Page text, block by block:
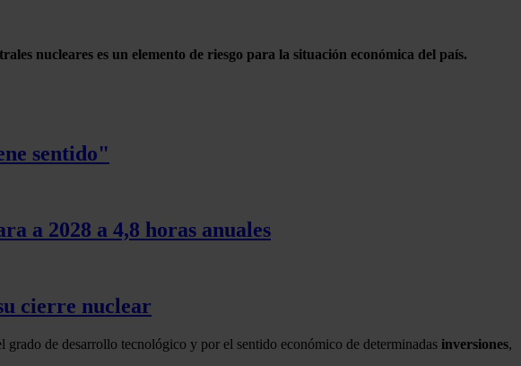
nucleares es un elemento de riesgo para la situación económica del país.
sentido"
a 2028 a 4,8 horas anuales
cierre nuclear
de desarrollo tecnológico y por el sentido económico de determinadas inversiones,